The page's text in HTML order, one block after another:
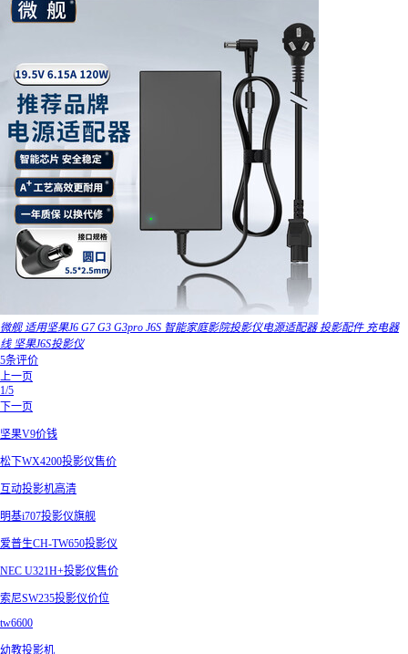
微舰 适用坚果J6 G7 G3 G3pro J6S 智能家庭影院投影仪电源适配器 投影配件 充电器
线 坚果J6S投影仪
5条评价
上一页
1/5
下一页
坚果V9价钱
松下WX4200投影仪售价
互动投影机高清
明基i707投影仪旗舰
爱普生CH-TW650投影仪
NEC U321H+投影仪售价
索尼SW235投影仪价位
tw6600
幼教投影机